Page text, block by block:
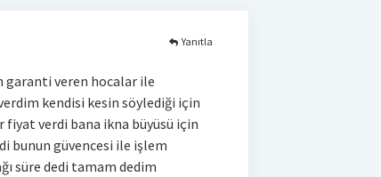
garanti veren hocalar ile
kendisi kesin söylediği için
fiyat verdi bana ikna büyüsü için
bunun güvencesi ile işlem
süre dedi tamam dedim
Yanıtla